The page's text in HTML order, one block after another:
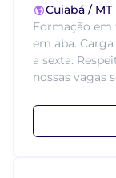
Cuiabá / MT
Formação em
em aba.
a sexta.
nossas vagas